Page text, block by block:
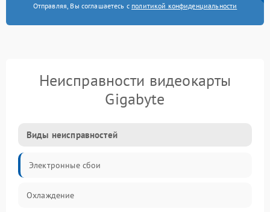
Отправляя, Вы соглашаетесь с политикой конфиденциальности
Неисправности видеокарты
Gigabyte
Виды неисправностей
Электронные сбои
Охлаждение